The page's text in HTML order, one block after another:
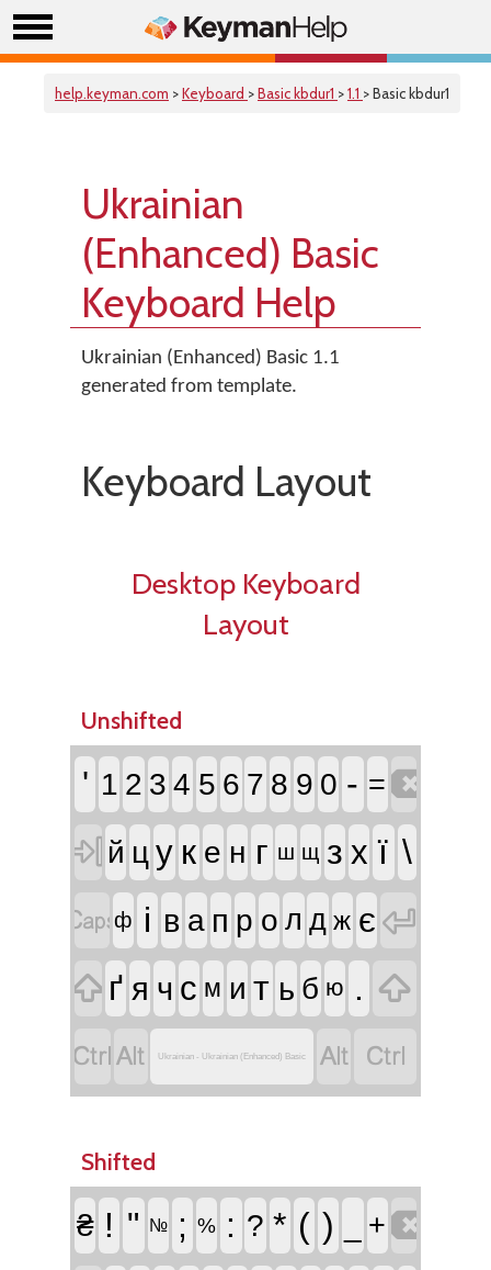
help.keyman.com >Keyboard >Basic kbdur1 >1.1 > Basic kbdur1
Ukrainian
(Enhanced) Basic
Keyboard Help
Ukrainian (Enhanced) Basic 1.1
generated from template.
Keyboard Layout
Desktop Keyboard
Layout
Unshifted
' 1 2 3 4 5 6 7 8 9 0 - =
 й ц у к е н г ш щ з х ї \
ф і в а п р о л д ж є 
 ґ я ч с м и т ь б ю . 
 Ukrainian - Ukrainian (Enhanced) Basic  
Shifted
₴ ! " № ; % : ? * ( ) +